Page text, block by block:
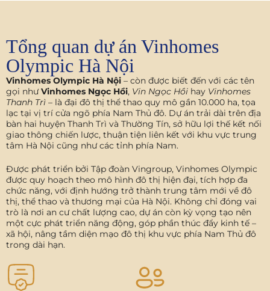
Tổng quan dự án Vinhomes
Olympic Hà Nội
Vinhomes Olympic Hà Nội – còn được biết đến với các tên
gọi nhưVinhomes Ngọc Hồi, Vin Ngọc Hồi hay Vinhomes
Thanh Trì – là đại đô thị thể thao quy mô gần 10.000 ha, tọa
lạc tại vị trí cửa ngõ phía Nam Thủ đô. Dự án trải dài trên địa
bàn hai huyện Thanh Trì và Thường Tín, sở hữu lợi thế kết nối
giao thông chiến lược, thuận tiện liên kết với khu vực trung
tâm Hà Nội cũng như các tỉnh phía Nam.
Được phát triển bởi Tập đoàn Vingroup, Vinhomes Olympic
được quy hoạch theo mô hình đô thị hiện đại, tích hợp đa
chức năng, với định hướng trở thành trung tâm mới về đô
thị, thể thao và thương mại của Hà Nội. Không chỉ đóng vai
trò là nơi an cư chất lượng cao, dự án còn kỳ vọng tạo nên
một cực phát triển năng động, góp phần thúc đẩy kinh tế –
xã hội, nâng tầm diện mạo đô thị khu vực phía Nam Thủ đô
trong dài hạn.